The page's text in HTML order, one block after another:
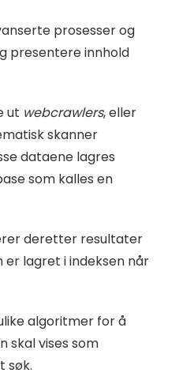
prosesser og
presentere innhold
ut webcrawlers, eller
skanner
dataene lagres
som kalles en
deretter resultater
lagret i indeksen når
algoritmer for å
skal vises som
søk.